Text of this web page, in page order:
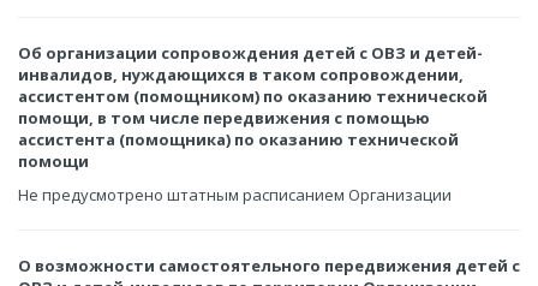
Об организации сопровождения детей с ОВЗ и детей-
инвалидов, нуждающихся в таком сопровождении,
ассистентом (помощником) по оказанию технической
помощи, в том числе передвижения с помощью
ассистента (помощника) по оказанию технической
помощи
Не предусмотрено штатным расписанием Организации
О возможности самостоятельного передвижения детей с